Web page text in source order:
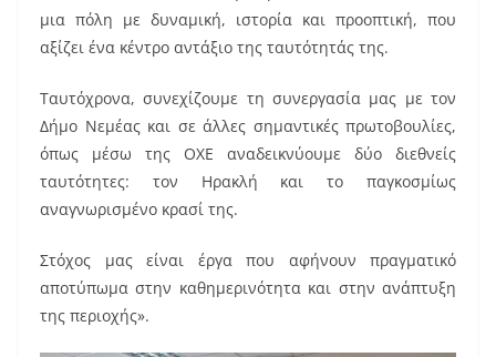
μια πόλη με δυναμική, ιστορία και προοπτική, που
αξίζει ένα κέντρο αντάξιο της ταυτότητάς της.
Ταυτόχρονα, συνεχίζουμε τη συνεργασία μας με τον
Δήμο Νεμέας και σε άλλες σημαντικές πρωτοβουλίες,
όπως μέσω της ΟΧΕ αναδεικνύουμε δύο διεθνείς
ταυτότητες: τον Ηρακλή και το παγκοσμίως
αναγνωρισμένο κρασί της.
Στόχος μας είναι έργα που αφήνουν πραγματικό
αποτύπωμα στην καθημερινότητα και στην ανάπτυξη
της περιοχής».